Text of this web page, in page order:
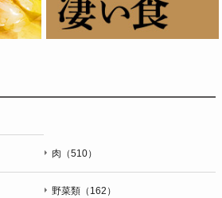
肉（510）
野菜類（162）